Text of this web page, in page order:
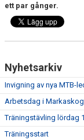
ett par gånger.
Nyhetsarkiv
Invigning av nya MTB-
Arbetsdag i
Träningstävling lördag
Träningsstart